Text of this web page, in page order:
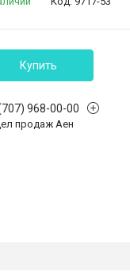
Купить
968-00-00
продаж Аен